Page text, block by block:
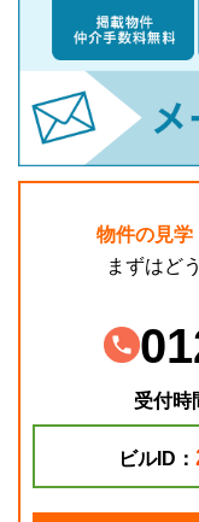
物件の見学
まずはど
受付時
ビルID：